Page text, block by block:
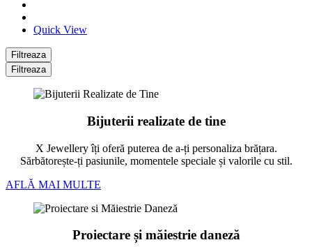
Quick View
Filtreaza
Filtreaza
Bijuterii realizate de tine
X Jewellery îți oferă puterea de a-ți personaliza brățara.
Sărbătorește-ți pasiunile, momentele speciale și valorile cu stil.
AFLĂ MAI MULTE
Proiectare și măiestrie daneză